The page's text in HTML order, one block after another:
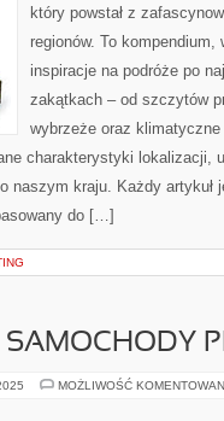
który powstał z
regionów. To
inspiracje na podróże po
zakątkach – od szczytów
wybrzeże oraz
charakterystyki lokalizacji,
naszym kraju. Każdy artykuł
do […]
MOŻLIWOŚĆ